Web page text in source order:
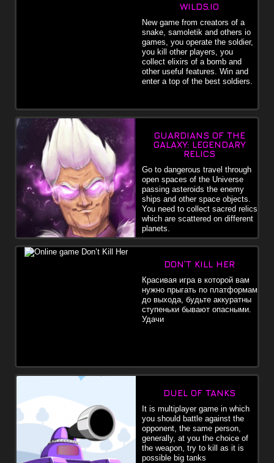
WILDS.IO
New game from creators of a
snake, samoletik and others io
games, you operate the soldier,
you kill other players, you
collect elixirs of a bomb and
other useful features. Win and
enter a top of the best soldiers.
GUARDIANS OF THE
GALAXY: LEGENDARY
RELICS
Go to dangerous travel through
open spaces of the Universe
passing asteroids the enemy
ships and other space objects.
You need to collect sacred relics
which are scattered on different
planets.
DON’T KILL HER
Красивая игра в которой вам
нужно прыгать по платформам
до выхода, будьте аккуратны
ступеньки бывают опасными.
Удачи
DUEL OF TANKS
It is multiplayer game in which
you should battle against the
opponent, the same person,
generally, at you the choice of
the weapon, try to kill as it is
possible big tanks